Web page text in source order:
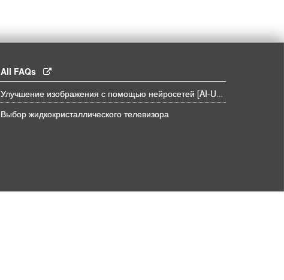
All FAQs
Выбор жидкокристаллического телевизора